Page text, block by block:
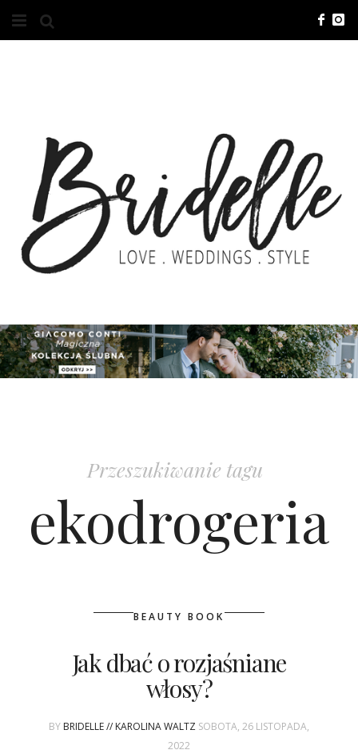
O NAS
KONTAKT
REKLAMA
ADVERTISING
ZGŁOSZENIA
KSIĄŻKI BRIDELLE
ŚLUBNE STYLE
Przeszukiwanie tagu
ekodrogeria
BEAUTY BOOK
Jak dbać o rozjaśniane
włosy?
BY BRIDELLE // KAROLINA WALTZ SOBOTA, 26 LISTOPADA,
2022